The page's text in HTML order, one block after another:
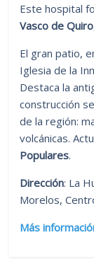
Este hospital
Vasco de
El gran patio,
Iglesia de la
Destaca la
construcción
de la región:
volcánicas.
Populares.
Dirección: La
Morelos,
Más